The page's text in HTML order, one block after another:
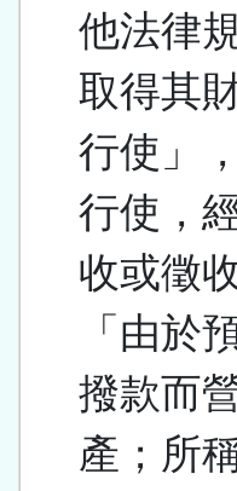
他法律
取得其
行使」
行使，
收或徵
「由於
撥款而
產；所